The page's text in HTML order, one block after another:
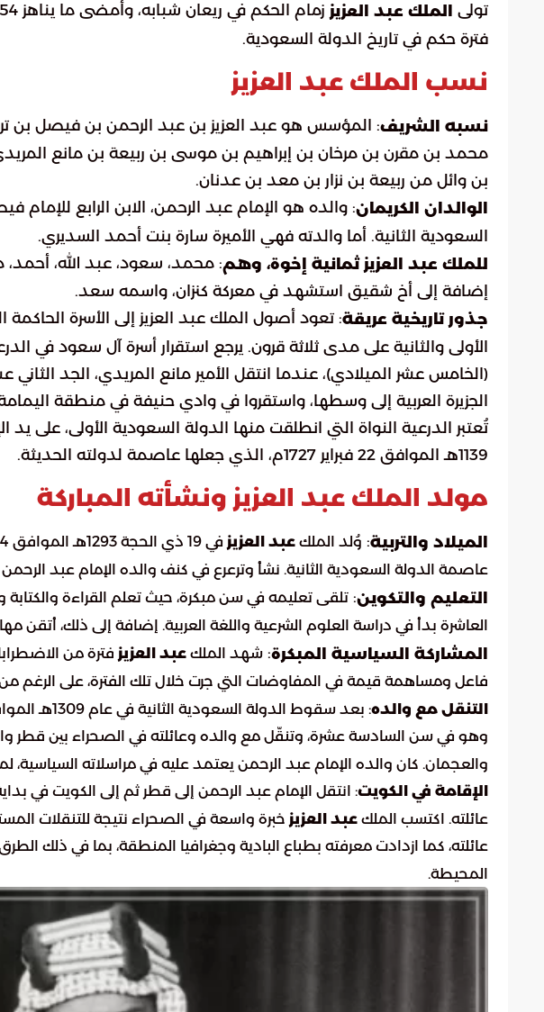
تولى
الملك عبد العزيز
فترة حكم في تاريخ الدولة السعودية.
نسب الملك عبد العزيز
نسبه الشريف: المؤسس هو عبد العزيز بن عبد الرحمن بن فيصل بن
محمد بن مقرن بن مرخان بن إبراهيم بن موسى بن ربيعة بن مانع
بن وائل من ربيعة بن نزار بن معد بن عدنان.
الوالدان الكريمان: والده هو الإمام عبد الرحمن، الابن الرابع للإمام
السعودية الثانية. أما والدته فهي الأميرة سارة بنت أحمد السديري.
للملك عبد العزيز ثمانية إخوة، وهم: محمد، سعود، عبد الله،
إضافة إلى أخ شقيق استشهد في معركة كنزان، واسمه سعد.
جذور تاريخية عريقة: تعود أصول الملك عبد العزيز إلى الأسرة
الأولى والثانية على مدى ثلاثة قرون. يرجع استقرار أسرة آل سعود في
(الخامس عشر الميلادي)، عندما انتقل الأمير مانع المريدي، الجد
الجزيرة العربية إلى وسطها، واستقروا في وادي حنيفة في منطقة
تُعتبر الدرعية النواة التي انطلقت منها الدولة السعودية الأولى،
1139هـ الموافق 22 فبراير 1727م، الذي جعلها عاصمة لدولته الحديثة.
مولد الملك عبد العزيز ونشأته المباركة
الميلاد والتربية: وُلد الملك عبد العزيز
عاصمة الدولة السعودية الثانية. نشأ وترعرع في كنف والده الإمام عبد
التعليم والتكوين: تلقى تعليمه في سن مبكرة، حيث تعلم القراءة
العاشرة بدأ في دراسة العلوم الشرعية واللغة العربية. إضافة إلى ذلك، أتقن
المشاركة السياسية المبكرة: شهد الملك عبد العزيز فترة من
فاعل ومساهمة قيمة في المفاوضات التي جرت خلال تلك الفترة، على الرغم
التنقل مع والده: بعد سقوط الدولة السعودية الثانية في عام 1309هـ الموافق 1891م، غادر الملك
وهو في سن السادسة عشرة، وتنقّل مع والده وعائلته في الصحراء بين قطر
والعجمان. كان والده الإمام عبد الرحمن يعتمد عليه في مراسلاته السياسية،
الإقامة في الكويت:
عائلته. اكتسب الملك عبد العزيز خبرة واسعة في الصحراء نتيجة للتنقلات
عائلته، كما ازدادت معرفته بطباع البادية وجغرافيا المنطقة، بما في ذلك
المحيطة.